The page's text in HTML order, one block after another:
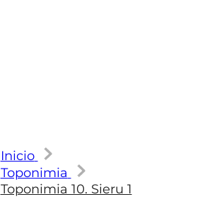
Inicio
Toponimia
Toponimia 10. Sieru 1